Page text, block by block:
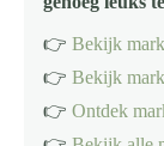
👉 Bekijk
👉 Bekijk
👉 Ontdek